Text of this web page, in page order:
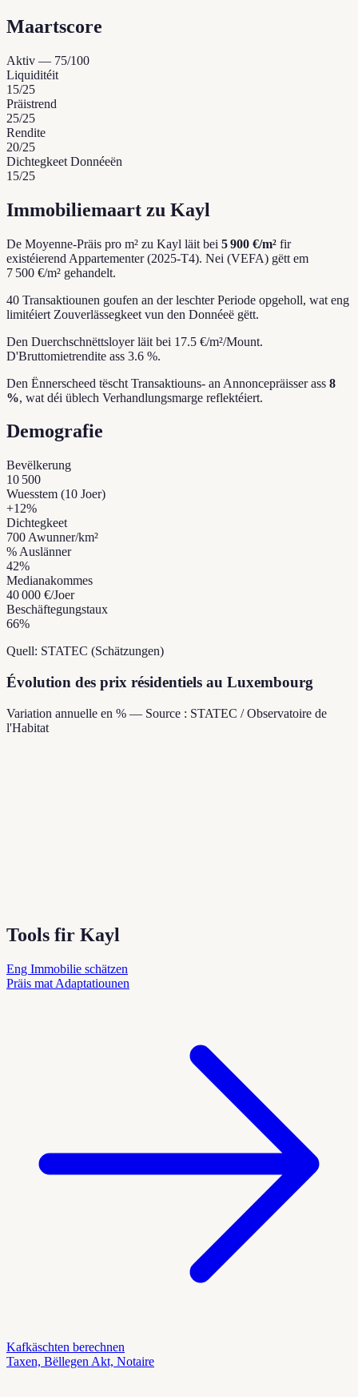
Maartscore
Aktiv — 75/100
Liquiditéit
15/25
Präistrend
25/25
Rendite
20/25
Dichtegkeet Donnéeën
15/25
Immobiliemaart zu Kayl
De Moyenne-Präis pro m² zu Kayl läit bei 5 900 €/m² fir
existéierend Appartementer (2025-T4). Nei (VEFA) gëtt em
7 500 €/m² gehandelt.
40 Transaktiounen goufen an der leschter Periode opgeholl, wat eng
limitéiert Zouverlässegkeet vun den Donnéeë gëtt.
Den Duerchschnëttsloyer läit bei 17.5 €/m²/Mount.
D'Bruttomietrendite ass 3.6 %.
Den Ënnerscheed tëscht Transaktiouns- an Annoncepräisser ass 8
%, wat déi üblech Verhandlungsmarge reflektéiert.
Demografie
Bevëlkerung
10 500
Wuesstem (10 Joer)
+12%
Dichtegkeet
700 Awunner/km²
% Auslänner
42%
Medianakommes
40 000 €/Joer
Beschäftegungstaux
66%
Quell: STATEC (Schätzungen)
Évolution des prix résidentiels au Luxembourg
Variation annuelle en % — Source : STATEC / Observatoire de
l'Habitat
Tools fir Kayl
Eng Immobilie schätzen
Präis mat Adaptatiounen
Kafkäschten berechnen
Taxen, Bëllegen Akt, Notaire